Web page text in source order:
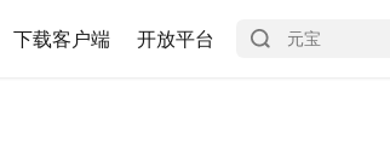
下载客户端 开放平台